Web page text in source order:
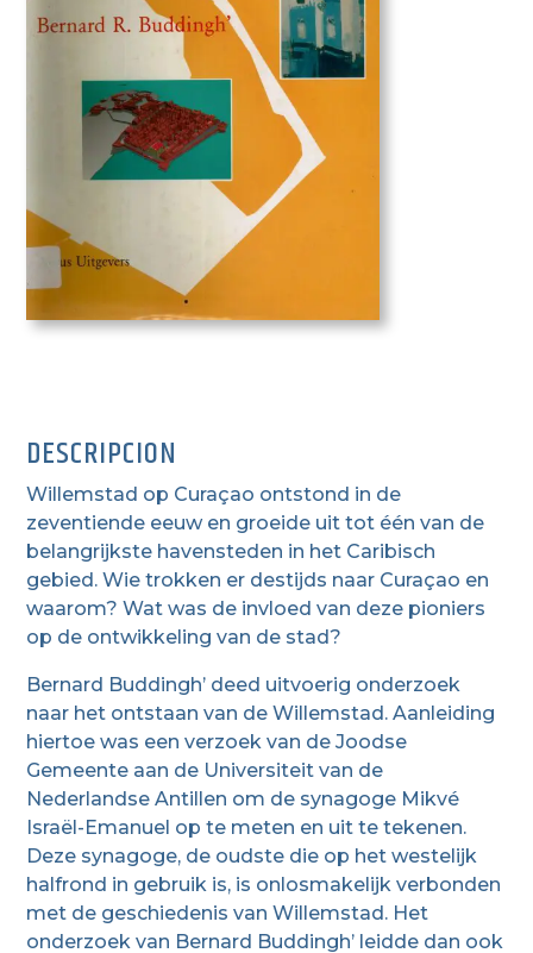
DESCRIPCION
Willemstad op Curaçao ontstond in de
zeventiende eeuw en groeide uit tot één van de
belangrijkste havensteden in het Caribisch
gebied. Wie trokken er destijds naar Curaçao en
waarom? Wat was de invloed van deze pioniers
op de ontwikkeling van de stad?
Bernard Buddingh’ deed uitvoerig onderzoek
naar het ontstaan van de Willemstad. Aanleiding
hiertoe was een verzoek van de Joodse
Gemeente aan de Universiteit van de
Nederlandse Antillen om de synagoge Mikvé
Israël-Emanuel op te meten en uit te tekenen.
Deze synagoge, de oudste die op het westelijk
halfrond in gebruik is, is onlosmakelijk verbonden
met de geschiedenis van Willemstad. Het
onderzoek van Bernard Buddingh’ leidde dan ook